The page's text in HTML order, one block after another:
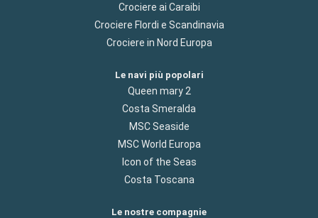
Crociere ai Caraibi
Crociere Flordi e Scandinavia
Crociere in Nord Europa
Le navi più popolari
Queen mary 2
Costa Smeralda
MSC Seaside
MSC World Europa
Icon of the Seas
Costa Toscana
Le nostre compagnie